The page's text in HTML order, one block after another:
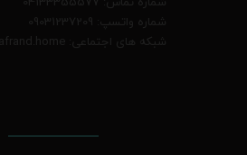
شماره واتسپ: 09031237209
شبکه های اجتماعی: afrand.home